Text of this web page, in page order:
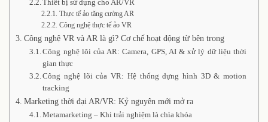
Thiết bị sử dụng cho AR/VR
Thực tế ảo tăng cường AR
Công nghệ thực tế ảo VR
Công nghệ VR và AR là gì? Cơ chế hoạt động từ bên trong
Công nghệ lõi của AR: Camera, GPS, AI & xử lý dữ liệu thời
gian thực
Công nghệ lõi của VR: Hệ thống dựng hình 3D & motion
tracking
Marketing thời đại AR/VR: Kỷ nguyên mới mở ra
Metamarketing – Khi trải nghiệm là chìa khóa